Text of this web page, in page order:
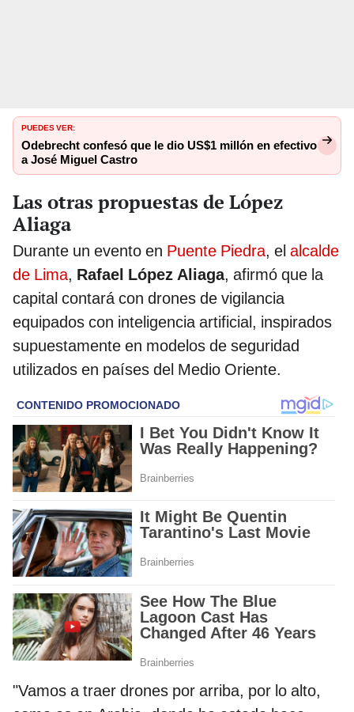
PUEDES VER:
Odebrecht confesó que le dio US$1 millón en efectivo
a José Miguel Castro
Las otras propuestas de López
Aliaga
Durante un evento en Puente Piedra, el alcalde
de Lima, Rafael López Aliaga, afirmó que la
capital contará con drones de vigilancia
equipados con inteligencia artificial, inspirados
supuestamente en modelos de seguridad
utilizados en países del Medio Oriente.
"Vamos a traer drones por arriba, por lo alto,